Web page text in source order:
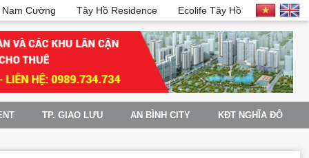
Nam Cường Tây Hồ Residence Ecolife Tây Hồ
TP. GIAO LƯU AN BÌNH CITY KĐT NGHĨA ĐÔ